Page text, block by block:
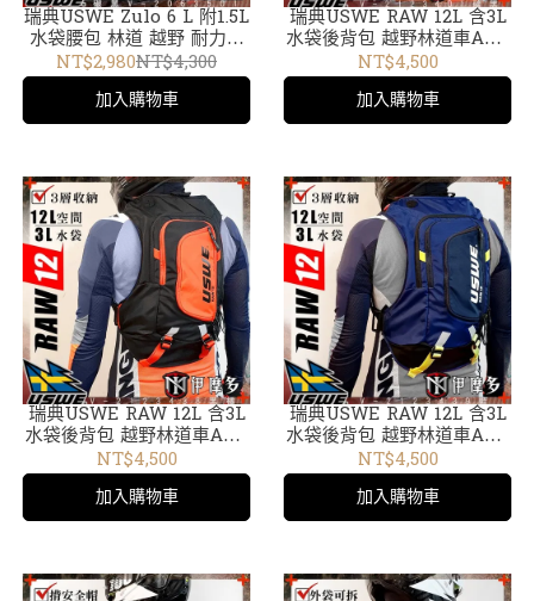
瑞典USWE Zulo 6 L 附1.5L
水袋腰包 林道 越野 耐力賽
。碳黑V-2063501
NT$2,980NT$4,300
加入購物車
瑞典USWE RAW 12L 含3L
水袋後背包 越野林道車ADV
外袋可拆輕巧無彈跳水袋包
碳黑V-2123401
NT$4,500
加入購物車
瑞典USWE RAW 12L 含3L
水袋後背包 越野林道車ADV
外袋可拆輕巧無彈跳水袋包
黑橘V-2123438
NT$4,500
加入購物車
瑞典USWE RAW 12L 含3L
水袋後背包 越野林道車ADV
外袋可拆輕巧無彈跳水袋包
藍V-2123439
NT$4,500
加入購物車